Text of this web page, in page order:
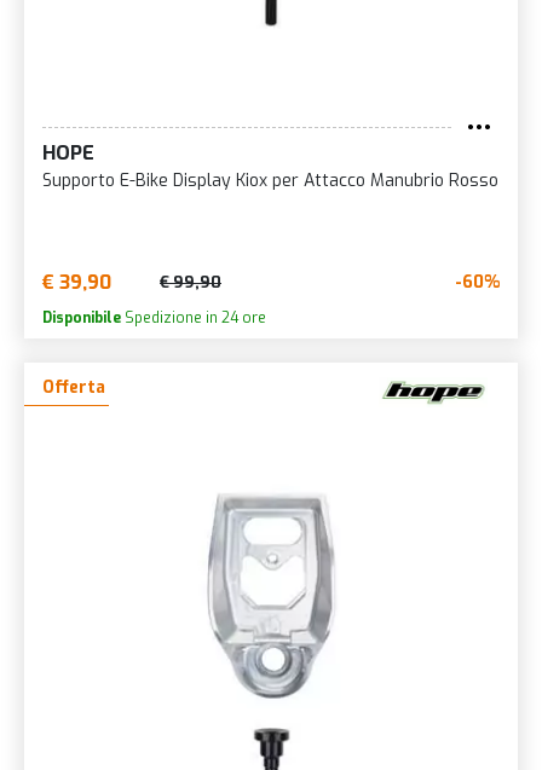
HOPE
Supporto E-Bike Display Kiox per Attacco Manubrio Rosso
€ 39,90 € 99,90 -60%
Disponibile Spedizione in 24 ore
Offerta